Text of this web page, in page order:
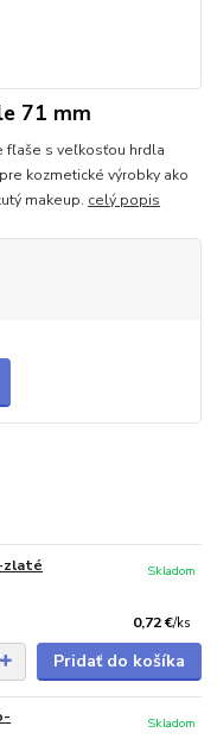
71 mm
fľaše s veľkosťou hrdla
kozmetické výrobky ako
makeup. celý popis
zlaté
0,72 €/ks
Skladom
Pridať do košíka
Skladom